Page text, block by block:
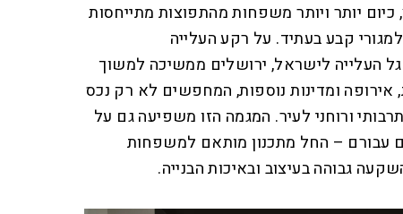
יותר ויותר משפחות מהתפוצות מתייחסות
קבע בעתיד. על רקע העלייה
העלייה לישראל, ירושלים ממשיכה למשוך
אירופה ומדינות נוספות, המחפשים לא רק נכס
ורוחני לעיר. המגמה הזו משפיעה גם על
עבורם – החל מתכנון מותאם למשפחות
גבוהה בעיצוב ובאיכות הבנייה.